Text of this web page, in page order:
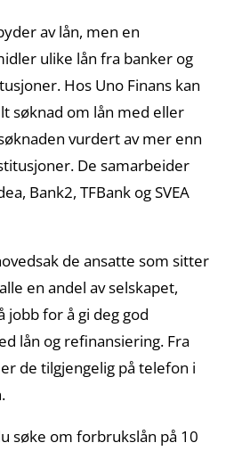
av lån, men en
ulike lån fra banker og
Hos Uno Finans kan
søknad om lån med eller
vurdert av mer enn
De samarbeider
Bank2, TFBank og SVEA
de ansatte som sitter
en andel av selskapet,
jobb for å gi deg god
lån og refinansiering. Fra
de tilgjengelig på telefon i
søke om forbrukslån på 10